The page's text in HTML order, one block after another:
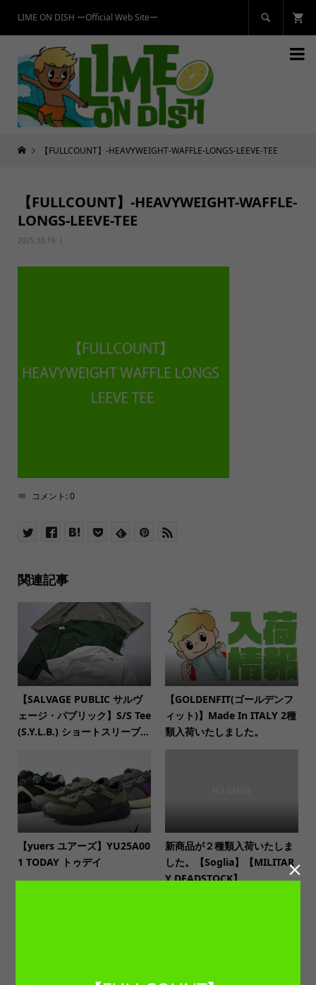
LIME ON DISH ーOfficial Web Siteー 

【FULLCOUNT】-HEAVYWEIGHT-WAFFLE-LONGS-LEEVE-TEE
【FULLCOUNT】-HEAVYWEIGHT-WAFFLE-
LONGS-LEEVE-TEE
2025.10.16
コメント:0
関連記事
【SALVAGE PUBLIC サルヴ
ェージ・パブリック】S/S Tee
(S.Y.L.B.) ショートスリーブ...
【GOLDENFIT(ゴールデンフ
ィット)】Made In ITALY 2種
類入荷いたしました。
【yuers ユアーズ】YU25A00
1 TODAY トゥデイ
新商品が２種類入荷いたしま
した。【Soglia】【MILITAR
Y DEADSTOCK】
